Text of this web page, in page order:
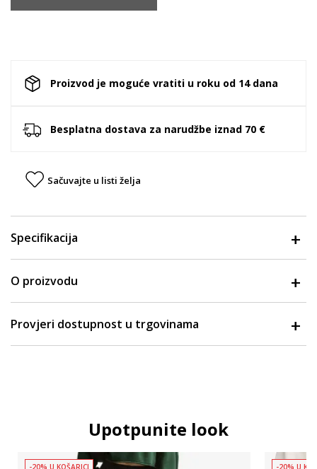
Proizvod je moguće vratiti u roku od 14 dana
Besplatna dostava za narudžbe iznad 70 €
Sačuvajte u listi želja
Specifikacija
O proizvodu
Provjeri dostupnost u trgovinama
Upotpunite look
-20% U KOŠARICI -20% U